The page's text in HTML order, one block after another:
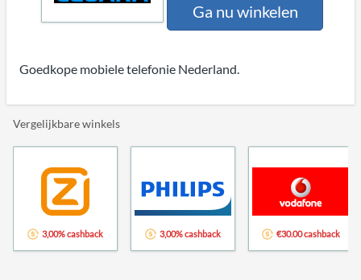
Ga nu winkelen
Goedkope mobiele telefonie Nederland.
Vergelijkbare winkels
3,00% cashback 3,00% cashback €30.00 cashback